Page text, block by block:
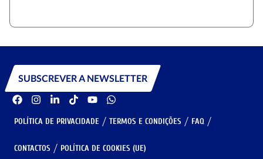
SUBSCREVER A NEWSLETTER
POLÍTICA DE PRIVACIDADE TERMOS E CONDIÇÕES FAQ
CONTACTOS POLÍTICA DE COOKIES (UE)